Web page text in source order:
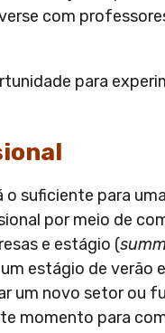
com
para
suficiente para
por meio de
e estágio (
estágio de
um novo setor ou
momento para